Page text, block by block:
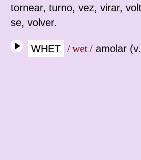
tornear, turno, vez, virar,
se, volver.
WHET / wet / amolar